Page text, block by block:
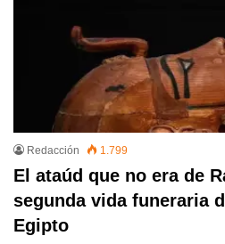
Redacción 1.799
El ataúd que no era de
segunda vida funeraria
Egipto